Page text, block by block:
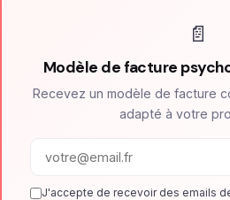
📄
Modèle de facture
Recevez un modèle de facture
adapté à votre
J'accepte de recevoir des emails